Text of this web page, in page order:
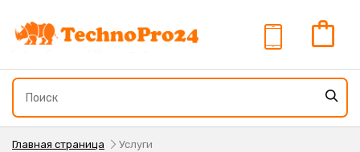
Главная страница Услуги